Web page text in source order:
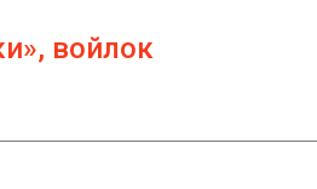
войлок